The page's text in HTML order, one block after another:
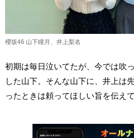
櫻坂46 山下瞳月、井上梨名
初期は毎日泣いてたが、今では吹
した山下。そんな山下に、井上は
ったときは頼ってほしい旨を伝えて